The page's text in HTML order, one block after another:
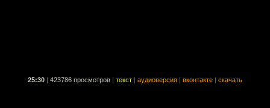
25:30 423786 просмотров текст аудиоверсия вконтакте скачать